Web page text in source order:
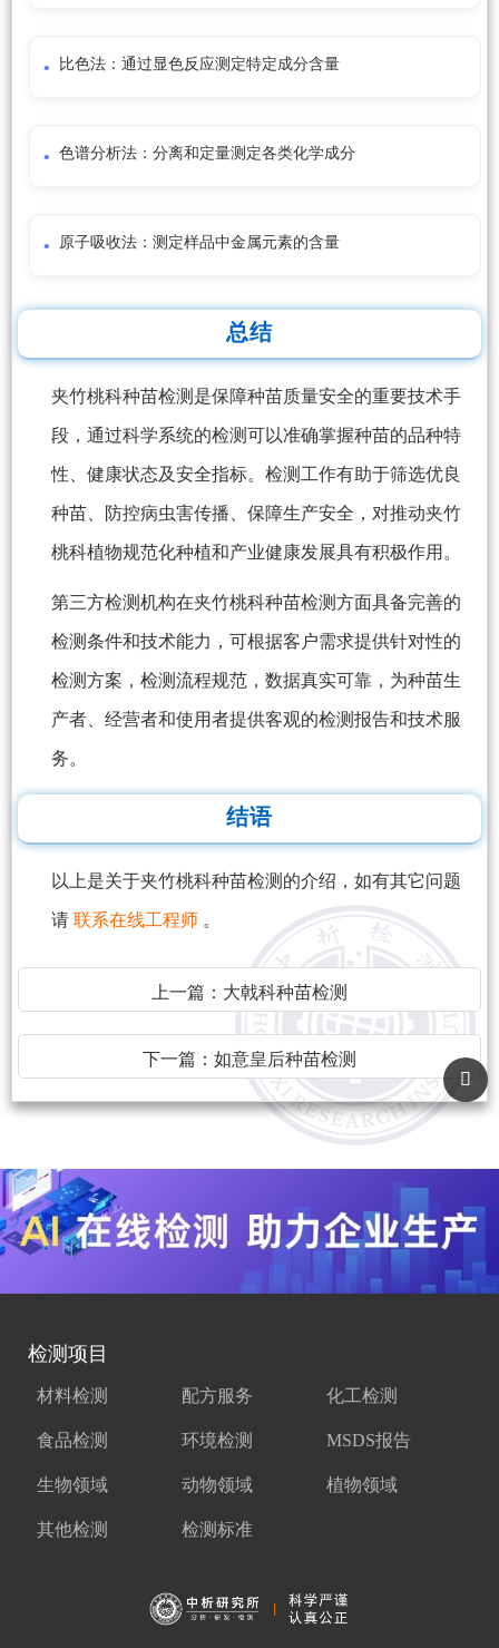
比色法：通过显色反应测定特定成分含量
色谱分析法：分离和定量测定各类化学成分
原子吸收法：测定样品中金属元素的含量
总结
夹竹桃科种苗检测是保障种苗质量安全的重要技术手
段，通过科学系统的检测可以准确掌握种苗的品种特
性、健康状态及安全指标。检测工作有助于筛选优良
种苗、防控病虫害传播、保障生产安全，对推动夹竹
桃科植物规范化种植和产业健康发展具有积极作用。
第三方检测机构在夹竹桃科种苗检测方面具备完善的
检测条件和技术能力，可根据客户需求提供针对性的
检测方案，检测流程规范，数据真实可靠，为种苗生
产者、经营者和使用者提供客观的检测报告和技术服
务。
结语
以上是关于夹竹桃科种苗检测的介绍，如有其它问题
请 联系在线工程师 。
上一篇： 大戟科种苗检测
下一篇： 如意皇后种苗检测
检测项目
材料检测 配方服务 化工检测
食品检测 环境检测 MSDS报告
生物领域 动物领域 植物领域
其他检测 检测标准